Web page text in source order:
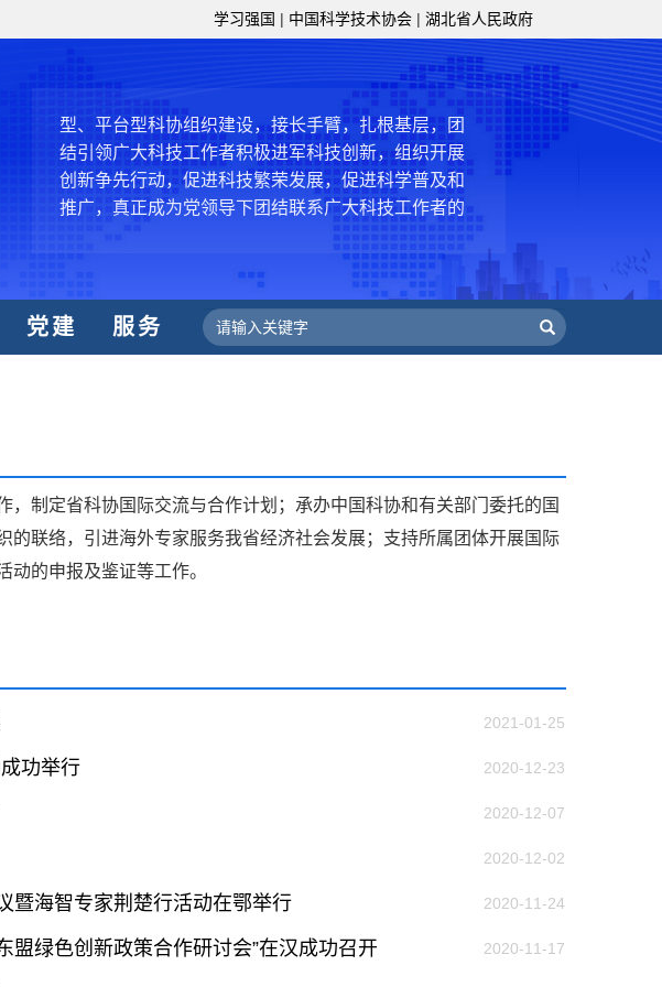
学习强国 | 中国科学技术协会 | 湖北省人民政府
中国科协各级组织要坚持为科技工作者服务、为
创新驱动发展服务、为提高全民科学素质服务、为党
和政府科学决策服务的职责定位,推动开放型、枢纽
型、平台型科协组织建设，接长手臂，扎根基层，团
结引领广大科技工作者积极进军科技创新，组织开展
创新争先行动，促进科技繁荣发展，促进科学普及和
推广，真正成为党领导下团结联系广大科技工作者的
人民团体，成为科技创新的重要力量。
——习近平 2016.5.30
中国科协要肩负起党和政府联系科技工作者桥梁
和纽带的职责，坚持为科技工作者服务、为创新驱动
合作，为全面建设社会主义现代化国家、推动构建人
类命运共同体作出更大贡献。
——习近平 2021.5.28
中国科协各级组织要坚持为科技工作者服务、为
人民团体，成为科技创新的重要力量。
发展服务、为提高全民科学素质服务、为党和政府科
周围，弘扬科学家精神，涵养优良学风。要坚持面向
党建 服务
，制定省科协国际交流与合作计划；承办中国科协和有关部门委托的国
的联络，引进海外专家服务我省经济社会发展；支持所属团体开展国际
的申报及鉴证等工作。
2021-01-25
功举行 2020-12-23
2020-12-07
2020-12-02
暨海智专家荆楚行活动在鄂举行 2020-11-24
盟绿色创新政策合作研讨会”在汉成功召开 2020-11-17